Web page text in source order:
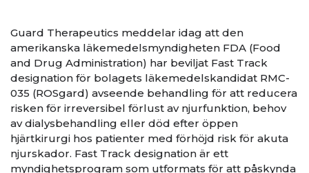
Guard Therapeutics meddelar idag att den
amerikanska läkemedelsmyndigheten FDA (Food
and Drug Administration) har beviljat Fast Track
designation för bolagets läkemedelskandidat RMC-
035 (ROSgard) avseende behandling för att reducera
risken för irreversibel förlust av njurfunktion, behov
av dialysbehandling eller död efter öppen
hjärtkirurgi hos patienter med förhöjd risk för akuta
njurskador. Fast Track designation är ett
myndighetsprogram som utformats för att påskynda